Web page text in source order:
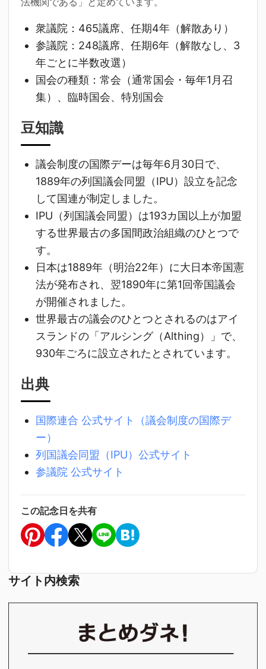
衆議院：465議席、任期4年（解散あり）
参議院：248議席、任期6年（解散なし、3
年ごとに半数改選）
国会の種類：常会（通常国会・毎年1月召
集）、臨時国会、特別国会
豆知識
議会制度の国際デーは毎年6月30日で、
1889年の列国議会同盟（IPU）設立を記念
して国連が制定しました。
IPU（列国議会同盟）は193カ国以上が加盟
する世界最古の多国間政治組織のひとつで
す。
日本は1889年（明治22年）に大日本帝国憲
法が発布され、翌1890年に第1回帝国議会
が開催されました。
世界最古の議会のひとつとされるのはアイ
スランドの「アルシング（Althing）」で、
930年ごろに設立されたとされています。
出典
国際連合 公式サイト（議会制度の国際デ
ー）
列国議会同盟（IPU）公式サイト
参議院 公式サイト
この記念日を共有
サイト内検索